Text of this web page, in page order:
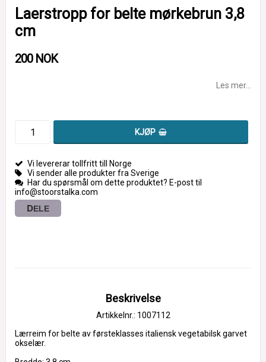
Laerstropp for belte mørkebrun 3,8
cm
200 NOK
Les mer...
KJØP
Vi levererar tollfritt till Norge
Vi sender alle produkter fra Sverige
Har du spørsmål om dette produktet? E-post til
info@stoorstalka.com
DELE
Beskrivelse
Artikkelnr.: 1007112
Lærreim for belte av førsteklasses italiensk vegetabilsk garvet
okselær.